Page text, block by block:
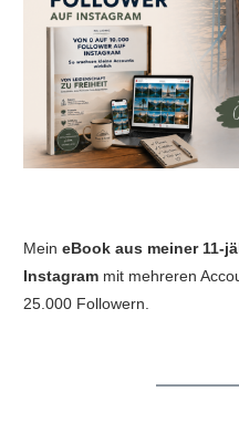
Mein eBook aus meiner 11-
Instagram mit mehreren
25.000 Followern.